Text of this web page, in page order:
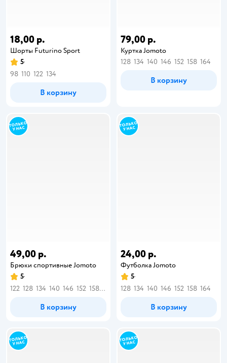
18,00 р.
Шорты Futurino Sport
5
98 110 122 134
В корзину
79,00 р.
Куртка Jomoto
128 134 140 146 152 158 164
В корзину
49,00 р.
Брюки спортивные Jomoto
5
122 128 134 140 146 152 158 164
В корзину
24,00 р.
Футболка Jomoto
5
128 134 140 146 152 158 164
В корзину